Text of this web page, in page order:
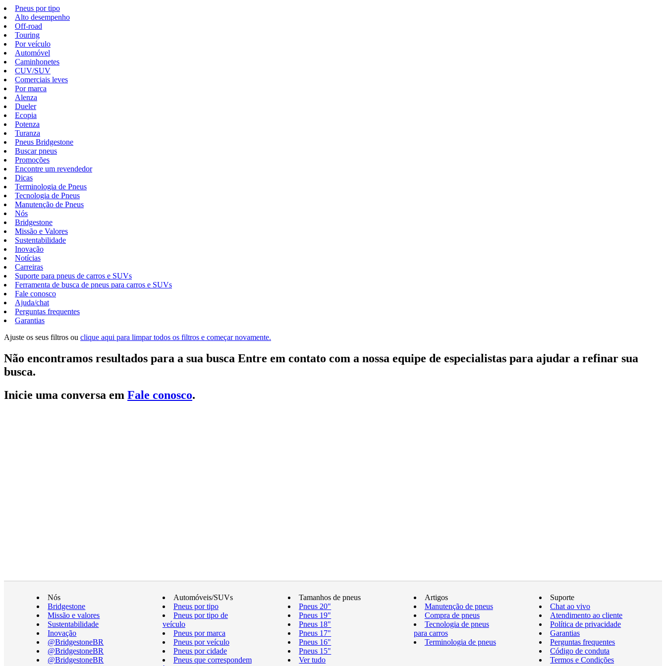
Pneus por tipo
Alto desempenho
Off-road
Touring
Por veículo
Automóvel
Caminhonetes
CUV/SUV
Comerciais leves
Por marca
Alenza
Dueler
Ecopia
Potenza
Turanza
Pneus Bridgestone
Buscar pneus
Promoções
Encontre um revendedor
Dicas
Terminologia de Pneus
Tecnologia de Pneus
Manutenção de Pneus
Nós
Bridgestone
Missão e Valores
Sustentabilidade
Inovação
Notícias
Carreiras
Suporte para pneus de carros e SUVs
Ferramenta de busca de pneus para carros e SUVs
Fale conosco
Ajuda/chat
Perguntas frequentes
Garantias
Ajuste os seus filtros ou clique aqui para limpar todos os filtros e começar novamente.
Não encontramos resultados para a sua busca Entre em contato com a nossa equipe de especialistas para ajudar a refinar sua
busca.
Inicie uma conversa em Fale conosco.
Nós
Bridgestone
Missão e valores
Sustentabilidade
Inovação
@BridgestoneBR
@BridgestoneBR
@BridgestoneBR
Automóveis/SUVs
Pneus por tipo
Pneus por tipo de
veículo
Pneus por marca
Pneus por veículo
Pneus por cidade
Pneus que correspondem
Tamanhos de pneus
Pneus 20"
Pneus 19"
Pneus 18"
Pneus 17"
Pneus 16"
Pneus 15"
Ver tudo
Artigos
Manutenção de pneus
Compra de pneus
Tecnologia de pneus
para carros
Terminologia de pneus
Suporte
Chat ao vivo
Atendimento ao cliente
Política de privacidade
Garantias
Perguntas frequentes
Código de conduta
Termos e Condições